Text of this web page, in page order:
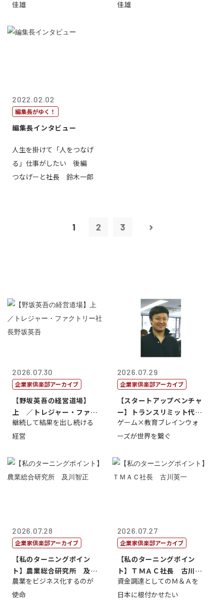
佳雄 佳雄
2022.02.02
編集長がゆく！
編集長インタビュー
人生を掛けて「人をつなげ
る」仕事がしたい 後編
つなげーと社長 鈴木一郎
1 2 3
2026.07.30
企業家倶楽部アーカイブ
【野坂英吾の経営道場】
上 ／トレジャー・ファク
トリー社長野坂...
継続して結果を出し続ける
経営
2026.07.29
企業家倶楽部アーカイブ
【スタートアップベンチャ
ー】トランスリミット代表
取締役社長 ...
ゲーム×教育ブレインウォ
ーズが世界を繋ぐ
2026.07.28
企業家倶楽部アーカイブ
【私のターニングポイン
ト】農業総合研究所 及川
智正
農業をビジネス化するのが
使命
2026.07.27
企業家倶楽部アーカイブ
【私のターニングポイン
ト】ＴＭＡＣ社長 古川英
一
資金調達としてのＭ＆Ａを
日本に根付かせたい